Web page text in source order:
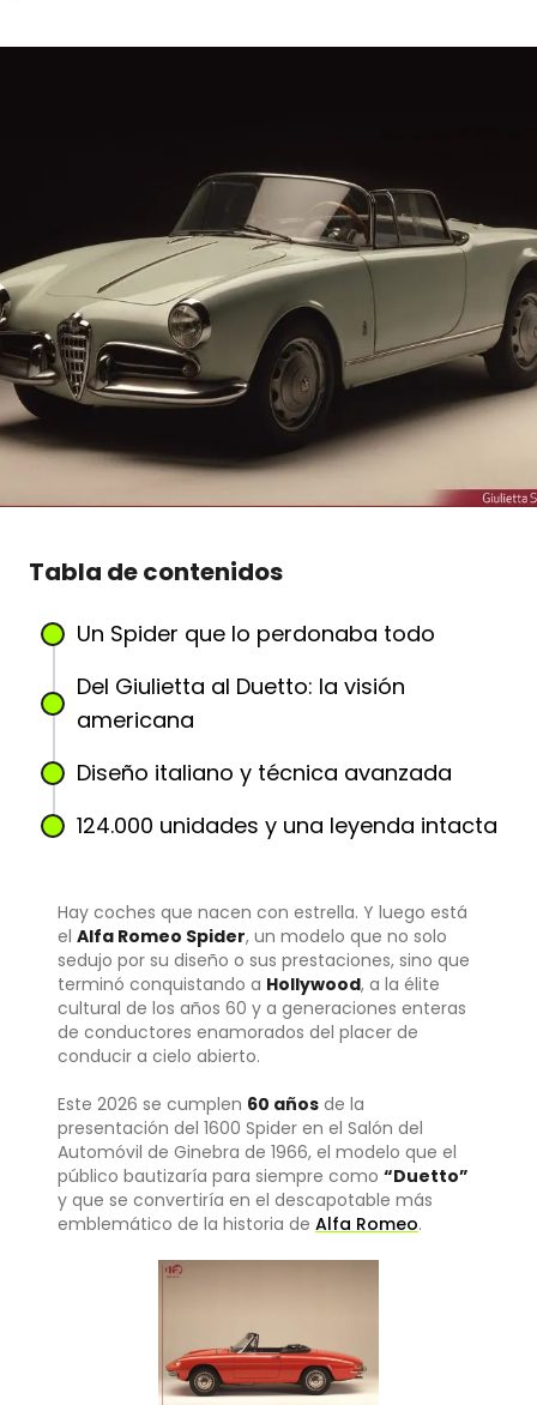
Tabla de contenidos
Un Spider que lo perdonaba todo
Del Giulietta al Duetto: la visión
americana
Diseño italiano y técnica avanzada
124.000 unidades y una leyenda intacta
Hay coches que nacen con estrella. Y luego está
el Alfa Romeo Spider, un modelo que no solo
sedujo por su diseño o sus prestaciones, sino que
terminó conquistando a Hollywood, a la élite
cultural de los años 60 y a generaciones enteras
de conductores enamorados del placer de
conducir a cielo abierto.
Este 2026 se cumplen 60 años de la
presentación del 1600 Spider en el Salón del
Automóvil de Ginebra de 1966, el modelo que el
público bautizaría para siempre como “Duetto”
y que se convertiría en el descapotable más
emblemático de la historia de Alfa Romeo.